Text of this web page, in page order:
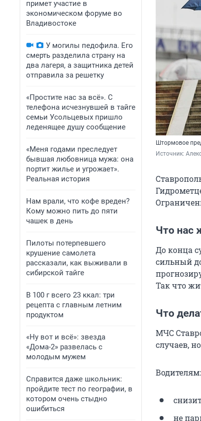
примет участие в
экономическом форуме во
Владивостоке
У могилы педофила. Его
смерть разделила страну на
два лагеря, а защитника детей
отправила за решетку
«Простите нас за всё». С
телефона исчезнувшей в тайге
семьи Усольцевых пришло
леденящее душу сообщение
«Меня годами преследует
бывшая любовница мужа: она
портит жилье и угрожает».
Реальная история
Нам врали, что кофе вреден?
Кому можно пить до пяти
чашек в день
Пилоты потерпевшего
крушение самолета
рассказали, как выживали в
сибирской тайге
В 100 г всего 23 ккал: три
рецепта с главным летним
продуктом
«Ну вот и всё»: звезда
«Дома-2» развелась с
молодым мужем
Справится даже школьник:
пройдите тест по географии, в
котором очень стыдно
ошибиться
Штормовое
Источник:
Что нас
До конца
сильный
Так что
Что
МЧС
случаев,
Водителям:
не